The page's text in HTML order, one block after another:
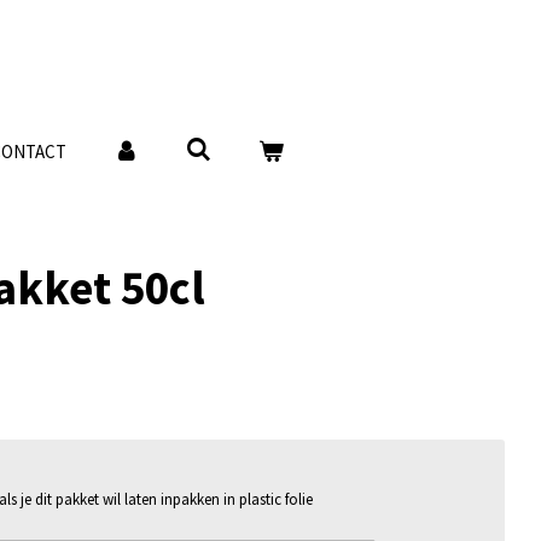
50cl
je dit pakket wil laten inpakken in plastic folie